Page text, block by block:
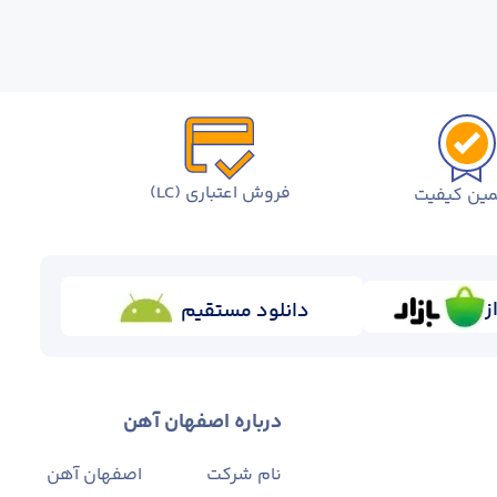
کیفیت فروش اعتباری (LC)
دانلود مستقیم
درباره اصفهان آهن
نام شرکت اصفهان آهن